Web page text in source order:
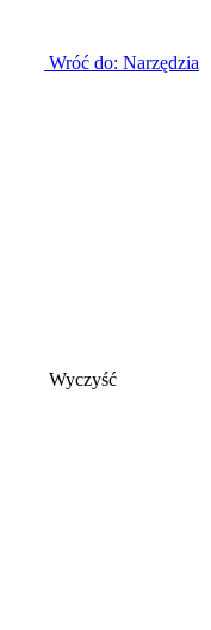
Wróć do: Narzędzia
Wyczyść